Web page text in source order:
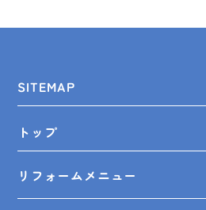
SITEMAP
トップ
リフォームメニュー